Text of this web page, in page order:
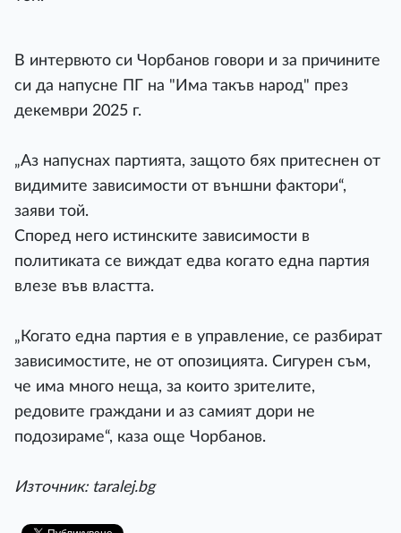
В интервюто си Чорбанов говори и за причините
си да напусне ПГ на "Има такъв народ" през
декември 2025 г.
„Аз напуснах партията, защото бях притеснен от
видимите зависимости от външни фактори“,
заяви той.
Според него истинските зависимости в
политиката се виждат едва когато една партия
влезе във властта.
„Когато една партия е в управление, се разбират
зависимостите, не от опозицията. Сигурен съм,
че има много неща, за които зрителите,
редовите граждани и аз самият дори не
подозираме“, каза още Чорбанов.
Източник: taralej.bg